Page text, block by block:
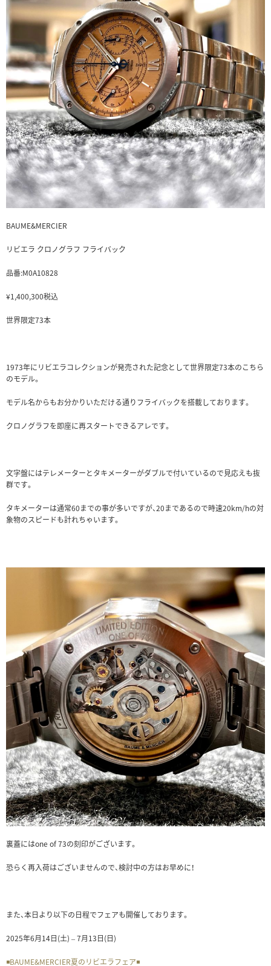
BAUME&MERCIER
リビエラ クロノグラフ フライバック
品番:M0A10828
¥1,400,300税込
世界限定73本
1973年にリビエラコレクションが発売された記念として世界限定73本のこちら
のモデル。
モデル名からもお分かりいただける通りフライバックを搭載しております。
クロノグラフを即座に再スタートできるアレです。
文字盤にはテレメーターとタキメーターがダブルで付いているので見応えも抜
群です。
タキメーターは通常60までの事が多いですが、20まであるので時速20km/hの対
象物のスピードも計れちゃいます。
裏蓋にはone of 73の刻印がございます。
恐らく再入荷はございませんので、検討中の方はお早めに！
また、本日より以下の日程でフェアも開催しております。
2025年6月14日(土) – 7月13日(日)
◾️BAUME&MERCIER夏のリビエラフェア◾️